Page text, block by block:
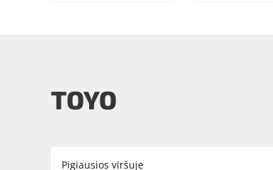
TOYO